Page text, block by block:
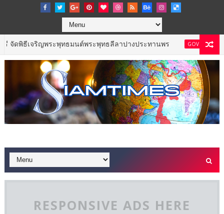
ระพุทธมนต์พระพุทธลีลาปางประทานพร GOVERNMENT & NPO ททท
RESPONSIVE ADS HERE